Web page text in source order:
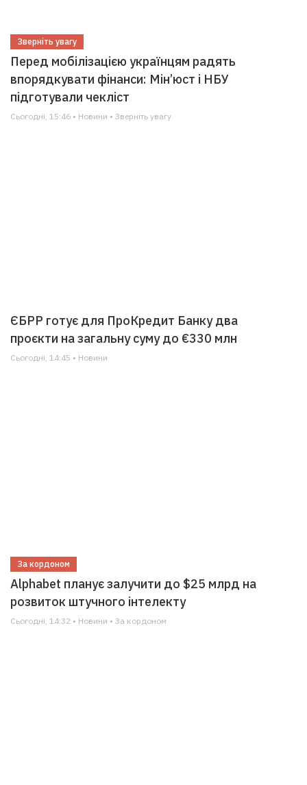
Зверніть увагу
Перед мобілізацією українцям радять
впорядкувати фінанси: Мін’юст і НБУ
підготували чекліст
Сьогодні, 15:46 • Новини • Зверніть увагу
ЄБРР готує для ПроКредит Банку два
проєкти на загальну суму до €330 млн
Сьогодні, 14:45 • Новини
За кордоном
Alphabet планує залучити до $25 млрд на
розвиток штучного інтелекту
Сьогодні, 14:32 • Новини • За кордоном